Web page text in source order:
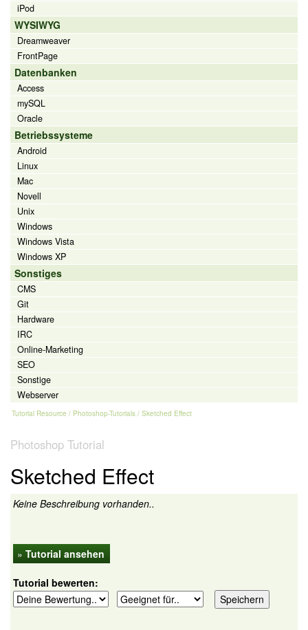
iPod
WYSIWYG
Dreamweaver
FrontPage
Datenbanken
Access
mySQL
Oracle
Betriebssysteme
Android
Linux
Mac
Novell
Unix
Windows
Windows Vista
Windows XP
Sonstiges
CMS
Git
Hardware
IRC
Online-Marketing
SEO
Sonstige
Webserver
Tutorial Resource / Photoshop-Tutorials / Sketched Effect
Photoshop Tutorial
Sketched Effect
Keine Beschreibung vorhanden..
» Tutorial ansehen
Tutorial bewerten: